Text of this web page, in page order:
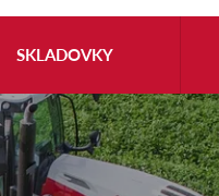
SKLADOVKY